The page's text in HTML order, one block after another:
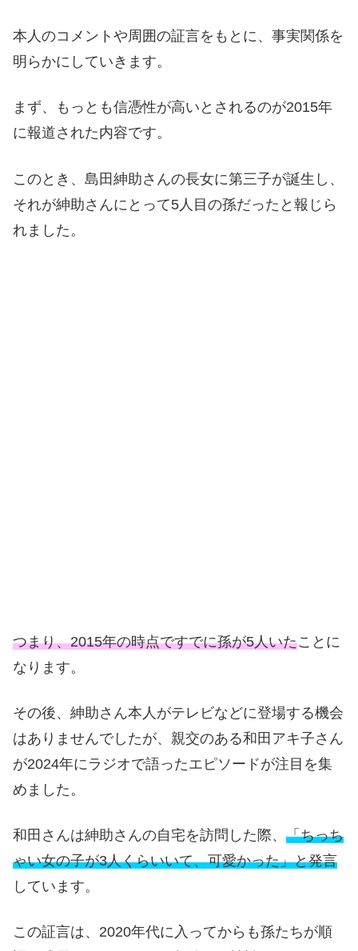
本人のコメントや周囲の証言をもとに、事実関係を
明らかにしていきます。
まず、もっとも信憑性が高いとされるのが2015年
に報道された内容です。
このとき、島田紳助さんの長女に第三子が誕生し、
それが紳助さんにとって5人目の孫だったと報じら
れました。
つまり、2015年の時点ですでに孫が5人いたことに
なります。
その後、紳助さん本人がテレビなどに登場する機会
はありませんでしたが、親交のある和田アキ子さん
が2024年にラジオで語ったエピソードが注目を集
めました。
和田さんは紳助さんの自宅を訪問した際、 「ちっち
ゃい女の子が3人くらいいて、可愛かった」と発言
しています。
この証言は、2020年代に入ってからも孫たちが順